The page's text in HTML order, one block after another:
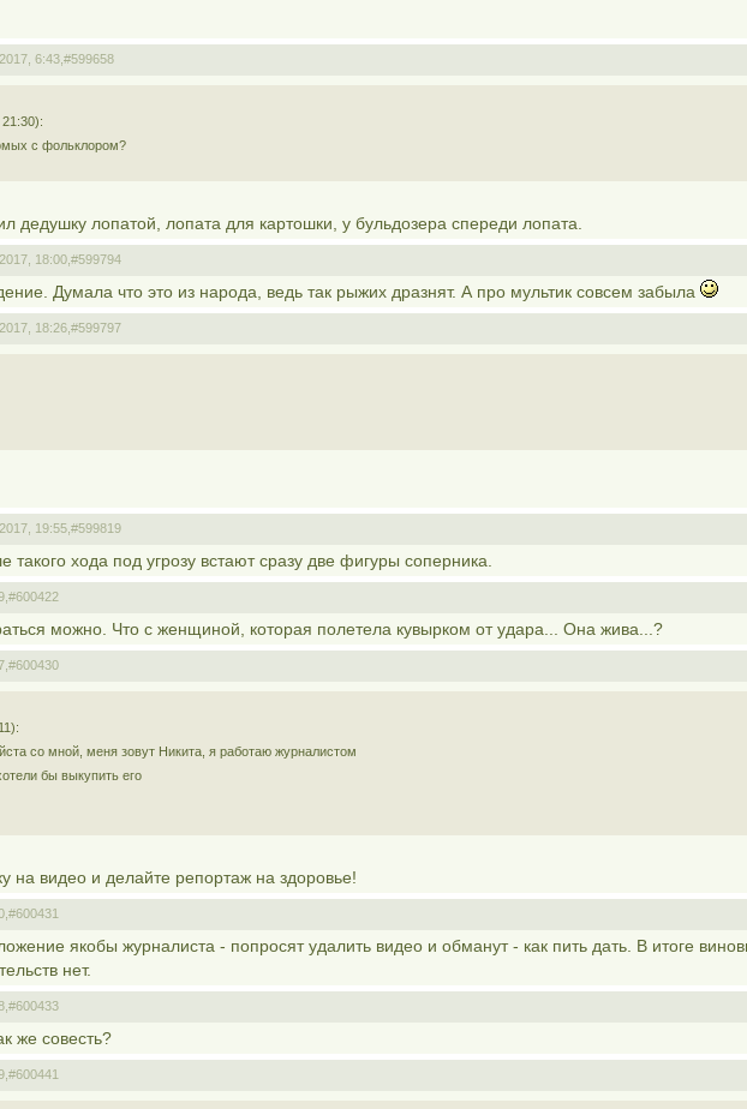
6:43, #599658
с фольклором?
дедушку лопатой, лопата для картошки, у бульдозера спереди лопата.
18:00, #599794
Думала что это из народа, ведь так рыжих дразнят. А про мультик совсем забыла
18:26, #599797
19:55, #599819
хода под угрозу встают сразу две фигуры соперника.
#600422
можно. Что с женщиной, которая полетела кувырком от удара... Она жива...?
#600430
со мной, меня зовут Никита, я работаю журналистом
бы выкупить его
на видео и делайте репортаж на здоровье!
#600431
якобы журналиста - попросят удалить видео и обманут - как пить дать. В итоге
нет.
#600433
же совесть?
#600441